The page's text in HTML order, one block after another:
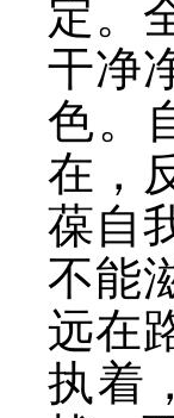
定。
干净
色。
在，
葆自
不能
远在
执着